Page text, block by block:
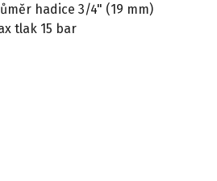
hadice 3/4" (19 mm)
tlak 15 bar